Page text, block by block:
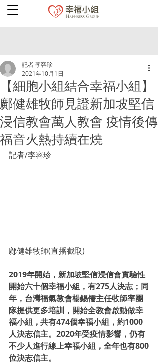
【細胞小組結合幸福小組】
鄺健雄牧師見證新加坡堅信
浸信教會萬人教會 疫情後傳
福音火熱持續在燒
記者 李容珍
2021年10月1日
記者/李容珍
鄺健雄牧師(直播截取)
2019年開始，新加坡堅信浸信會實驗性
開始六十個幸福小組，有275人決志；同
年，台灣福氣教會楊錫儒主任牧師率團
隊提供更多培訓，開始全教會啟動做幸
福小組，共有474個幸福小組，約1000
人決志信主。2020年受疫情影響，仍有
不少人進行線上幸福小組，全年也有800
位決志信主。